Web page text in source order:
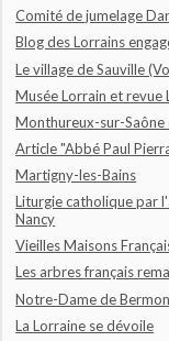
Comité de jumelage
Blog des Lorrains
Le village de Sauville
Musée Lorrain et revue
Monthureux-sur-Saône
Article "Abbé Paul
Martigny-les-Bains
Liturgie catholique par
Nancy
Vieilles Maisons
Les arbres français
Notre-Dame de
La Lorraine se dévoile